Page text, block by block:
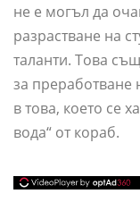
не е могъл да
разрастване на
таланти. Това
за преработване
в това, което се
вода“ от кораб.